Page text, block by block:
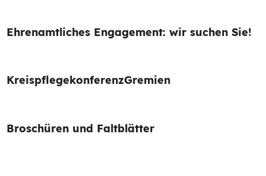
Ehrenamtliches Engagement: wir suchen Sie!
KreispflegekonferenzGremien
Broschüren und Faltblätter